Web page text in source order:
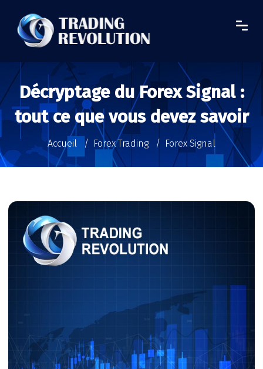
Décryptage du Forex Signal :
tout ce que vous devez savoir
Accueil Forex Trading Forex Signal